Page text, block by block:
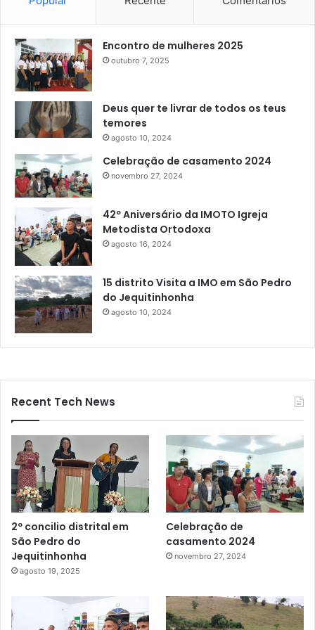
Encontro de mulheres 2025
outubro 7, 2025
Deus quer te livrar de todos os teus
temores
agosto 10, 2024
Celebração de casamento 2024
novembro 27, 2024
42º Aniversário da IMOTO Igreja
Metodista Ortodoxa
agosto 16, 2024
15 distrito Visita a IMO em São Pedro
do Jequitinhonha
agosto 10, 2024
Recent Tech News
2º concilio distrital em
São Pedro do
Jequitinhonha
agosto 19, 2025
Celebração de
casamento 2024
novembro 27, 2024